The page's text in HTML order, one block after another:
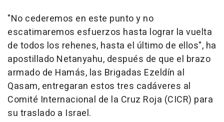
"No cederemos en este punto y no
escatimaremos esfuerzos hasta lograr la vuelta
de todos los rehenes, hasta el último de ellos", ha
apostillado Netanyahu, después de que el brazo
armado de Hamás, las Brigadas Ezeldín al
Qasam, entregaran estos tres cadáveres al
Comité Internacional de la Cruz Roja (CICR) para
su traslado a Israel.